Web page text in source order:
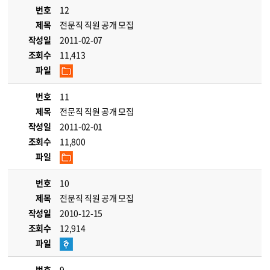
번호
12
제목
전문직 직원 공개 모집
작성일
2011-02-07
조회수
11,413
파일
번호
11
제목
전문직 직원 공개 모집
작성일
2011-02-01
조회수
11,800
파일
번호
10
제목
전문직 직원 공개 모집
작성일
2010-12-15
조회수
12,914
파일